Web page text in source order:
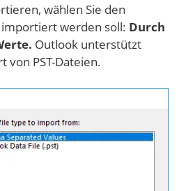
wählen Sie den
werden soll: Durch
Outlook unterstützt
von PST-Dateien.